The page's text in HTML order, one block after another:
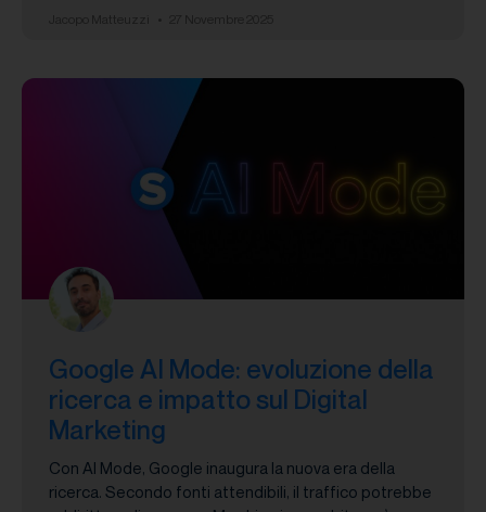
Google AI Mode: evoluzione della
ricerca e impatto sul Digital
Marketing
Con AI Mode, Google inaugura la nuova era della
ricerca. Secondo fonti attendibili, il traffico potrebbe